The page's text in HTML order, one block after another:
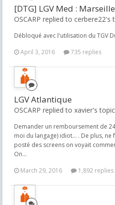
[DTG] LGV Med :
OSCARP replied to cerbere22's
Débloqué avec l'utilisation du TGV
April 3, 2016
735 replies
LGV Atlantique
OSCARP replied to xavier's
Demander un remboursement de
moi du langage) idiot... . De plus,
posté des screens on voyait
On...
March 29, 2016
1,892 replies